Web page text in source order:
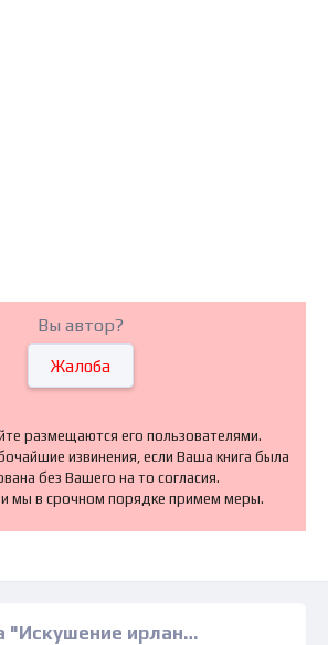
Вы автор?
Жалоба
размещаются его пользователями.
извинения, если Ваша книга была
без Вашего на то согласия.
и мы в срочном порядке примем меры.
О'Райли" книги читать бесплатно полные версии